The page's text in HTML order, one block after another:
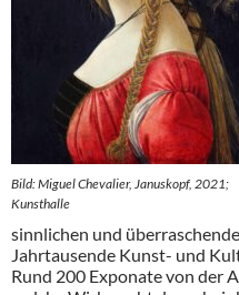
Bild: Miguel Chevalier, Januskopf, 2021;
Kunsthalle
sinnlichen und
Jahrtausende Kunst- und
Rund 200 Exponate von der